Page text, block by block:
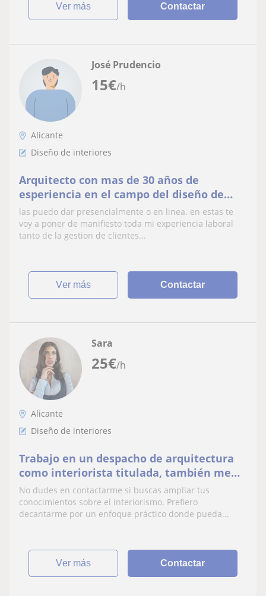
ver más Contactar
15€/h
José Prudencio
Alicante
Diseño de interiores
Arquitecto con mas de 30 años de
esperiencia en el campo del diseño de
edificios y urbanismo, especializado en el
diseño digital
las puedo dar presencialmente o en linea. en estas te
voy a poner de manifiesto toda mi experiencia laboral
tanto de la gestion de clientes...
ver más Contactar
25€/h
Sara
Alicante
Diseño de interiores
Trabajo en un despacho de arquitectura
como interiorista titulada, también me
he dedicado a dar clases particulares o
grupales.
No dudes en contactarme si buscas ampliar tus
conocimientos sobre el interiorismo. Prefiero
decantarme por un enfoque práctico donde pueda...
ver más Contactar